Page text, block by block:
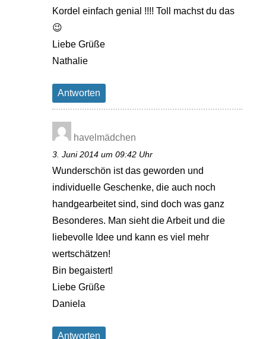
Kordel einfach genial !!!! Toll machst du das
😉
Liebe Grüße
Nathalie
Antworten
havelmädchen
3. Juni 2014 um 09:42 Uhr
Wunderschön ist das geworden und
individuelle Geschenke, die auch noch
handgearbeitet sind, sind doch was ganz
Besonderes. Man sieht die Arbeit und die
liebevolle Idee und kann es viel mehr
wertschätzen!
Bin begaistert!
Liebe Grüße
Daniela
Antworten